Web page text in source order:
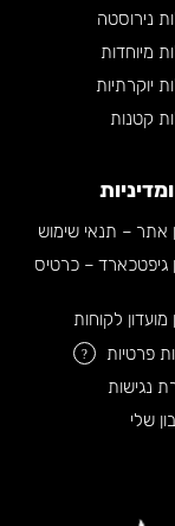
נירוסטה
מיוחדות
יוקרתיות
קטנות
אתר – תנאי שימוש
גיפטכארד – כרטיס
מועדון לקוחות
פרטיות
?
נגישות
שלי